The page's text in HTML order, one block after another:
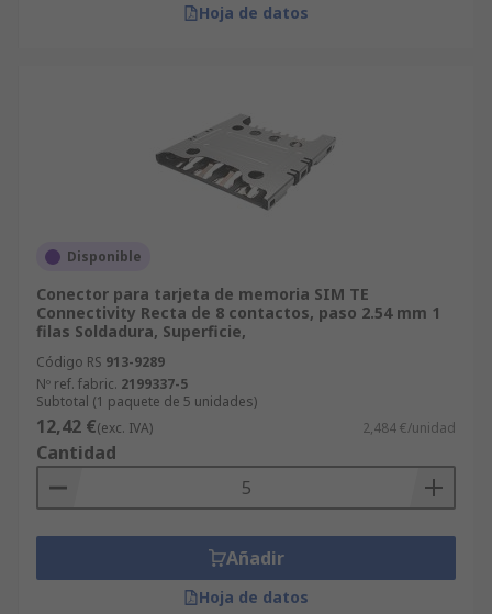
Hoja de datos
Disponible
Conector para tarjeta de memoria SIM TE
Connectivity Recta de 8 contactos, paso 2.54 mm 1
filas Soldadura, Superficie,
Código RS 913-9289
Nº ref. fabric. 2199337-5
Subtotal (1 paquete de 5 unidades)
12,42 €(exc. IVA) 2,484 €/unidad
Cantidad
Añadir
Hoja de datos